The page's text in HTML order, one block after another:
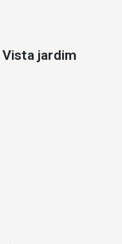
jardim